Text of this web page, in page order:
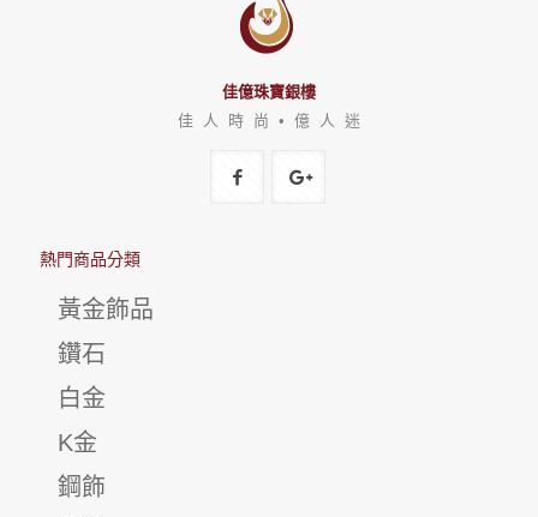
佳億珠寶銀樓
佳 人 時 尚 • 億 人 迷
熱門商品分類
黃金飾品
鑽石
白金
K金
鋼飾